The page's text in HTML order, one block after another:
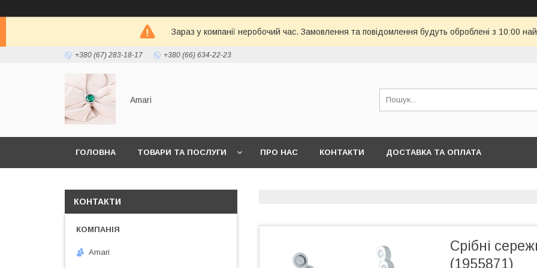
Зараз у компанії неробочий час. Замовлення та повідомлення будуть оброблені з 10:00
+380 (67) 283-18-17 +380 (66) 634-22-23
Amari
ГОЛОВНА ТОВАРИ ТА ПОСЛУГИ ПРО НАС КОНТАКТИ ДОСТАВКА ТА ОПЛАТА
Срібні
(1955871)
КОНТАКТИ
Amari